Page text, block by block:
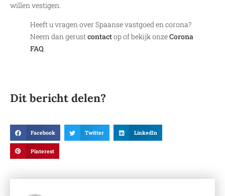
willen vestigen.
Heeft u vragen over Spaanse vastgoed en corona?
Neem dan gerustcontactop of bekijk onzeCorona
FAQ.
Dit bericht delen?
Facebook Twitter LinkedIn
Pinterest